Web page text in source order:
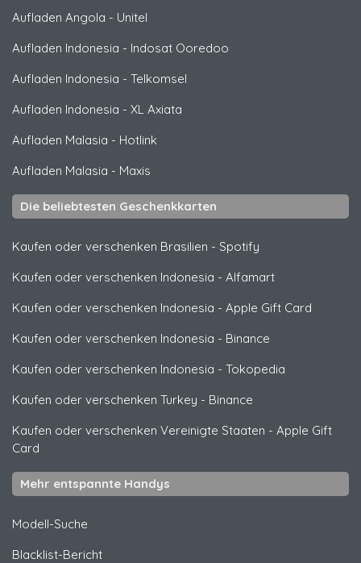
Aufladen Angola - Unitel
Aufladen Indonesia - Indosat Ooredoo
Aufladen Indonesia - Telkomsel
Aufladen Indonesia - XL Axiata
Aufladen Malasia - Hotlink
Aufladen Malasia - Maxis
Die beliebtesten Geschenkkarten
Kaufen oder verschenken Brasilien - Spotify
Kaufen oder verschenken Indonesia - Alfamart
Kaufen oder verschenken Indonesia - Apple Gift Card
Kaufen oder verschenken Indonesia - Binance
Kaufen oder verschenken Indonesia - Tokopedia
Kaufen oder verschenken Turkey - Binance
Kaufen oder verschenken Vereinigte Staaten - Apple Gift
Card
Mehr entspannte Handys
Modell-Suche
Blacklist-Bericht